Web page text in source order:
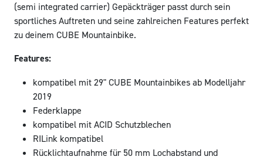
(semi integrated carrier) Gepäckträger passt durch sein
sportliches Auftreten und seine zahlreichen Features perfekt
zu deinem CUBE Mountainbike.
Features:
kompatibel mit 29" CUBE Mountainbikes ab Modelljahr
2019
Federklappe
kompatibel mit ACID Schutzblechen
RILink kompatibel
Rücklichtaufnahme für 50 mm Lochabstand und